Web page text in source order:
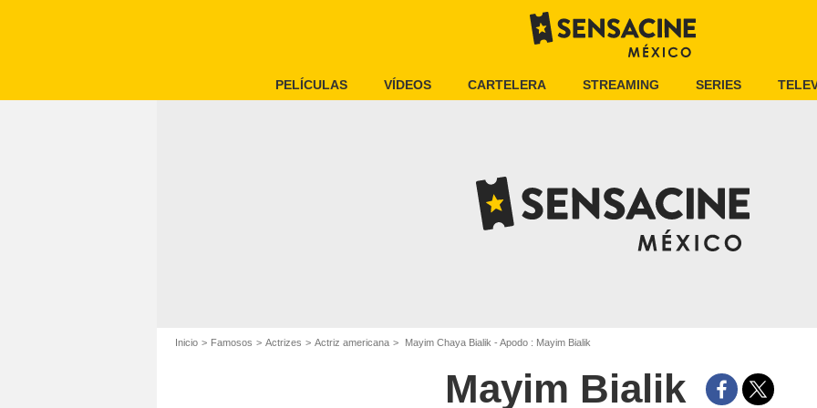
PELÍCULAS VÍDEOS CARTELERA STREAMING SERIES
Inicio Famosos Actrizes Actriz americana Mayim Chaya Bialik - Apodo : Mayim Bialik
Mayim Bialik